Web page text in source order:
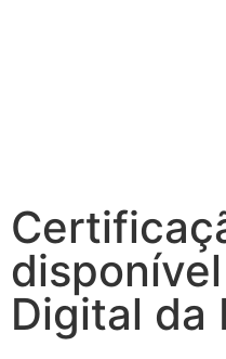
Digital da